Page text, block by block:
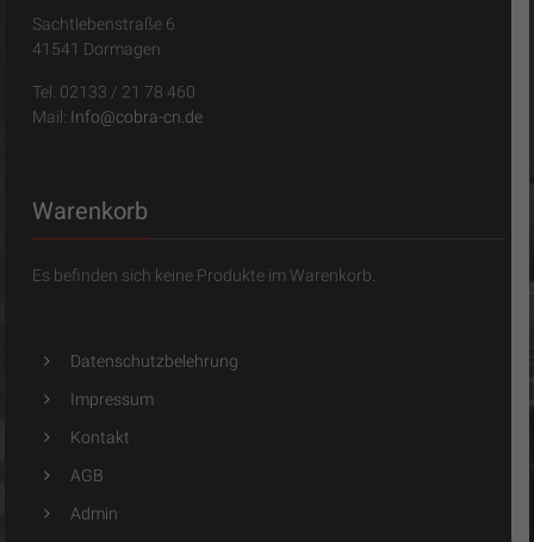
Sachtlebenstraße 6
41541 Dormagen
Tel. 02133 / 21 78 460
Mail: Info@cobra-cn.de
Warenkorb
Es befinden sich keine Produkte im Warenkorb.
Datenschutzbelehrung
Impressum
Kontakt
AGB
Admin